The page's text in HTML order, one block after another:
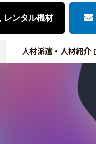
レンタル機材
人材派遣・人材紹介